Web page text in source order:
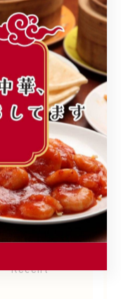
Categories
Recent